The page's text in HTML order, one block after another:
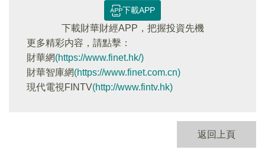
下載APP
下載財華財經APP，把握投資先機
更多精彩内容，請點擊：
財華網(https://www.finet.hk/)
財華智庫網(https://www.finet.com.cn)
現代電視FINTV(http://www.fintv.hk)
返回上頁